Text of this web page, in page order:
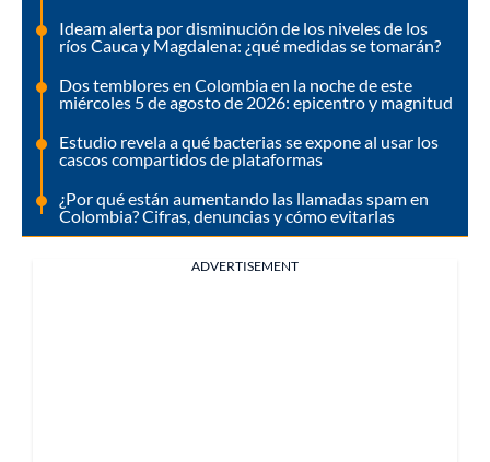
Ideam alerta por disminución de los niveles de los
ríos Cauca y Magdalena: ¿qué medidas se tomarán?
Dos temblores en Colombia en la noche de este
miércoles 5 de agosto de 2026: epicentro y magnitud
Estudio revela a qué bacterias se expone al usar los
cascos compartidos de plataformas
¿Por qué están aumentando las llamadas spam en
Colombia? Cifras, denuncias y cómo evitarlas
ADVERTISEMENT